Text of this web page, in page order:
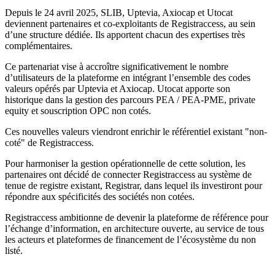
Depuis le 24 avril 2025, SLIB, Uptevia, Axiocap et Utocat
deviennent partenaires et co-exploitants de Registraccess, au sein
d’une structure dédiée. Ils apportent chacun des expertises très
complémentaires.
Ce partenariat vise à accroître significativement le nombre
d’utilisateurs de la plateforme en intégrant l’ensemble des codes
valeurs opérés par Uptevia et Axiocap. Utocat apporte son
historique dans la gestion des parcours PEA / PEA-PME, private
equity et souscription OPC non cotés.
Ces nouvelles valeurs viendront enrichir le référentiel existant "non-
coté" de Registraccess.
Pour harmoniser la gestion opérationnelle de cette solution, les
partenaires ont décidé de connecter Registraccess au système de
tenue de registre existant, Registrar, dans lequel ils investiront pour
répondre aux spécificités des sociétés non cotées.
Registraccess ambitionne de devenir la plateforme de référence pour
l’échange d’information, en architecture ouverte, au service de tous
les acteurs et plateformes de financement de l’écosystème du non
listé.